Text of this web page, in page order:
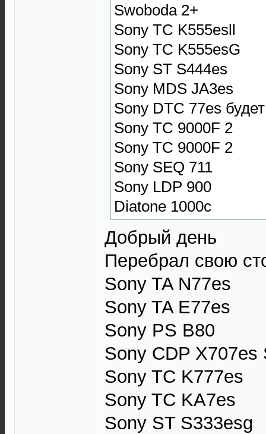
Swoboda 2+
Sony TC K555esll
Sony TC K555esG
Sony ST S444es
Sony MDS JA3es
Sony DTC 77es
Sony TC 9000F 2
Sony TC 9000F 2
Sony SEQ 711
Sony LDP 900
Diatone 1000c
Добрый день
Перебрал свою
Sony TA N77es
Sony TA E77es
Sony PS B80
Sony CDP X707es
Sony TC K777es
Sony TC KA7es
Sony ST S333esg